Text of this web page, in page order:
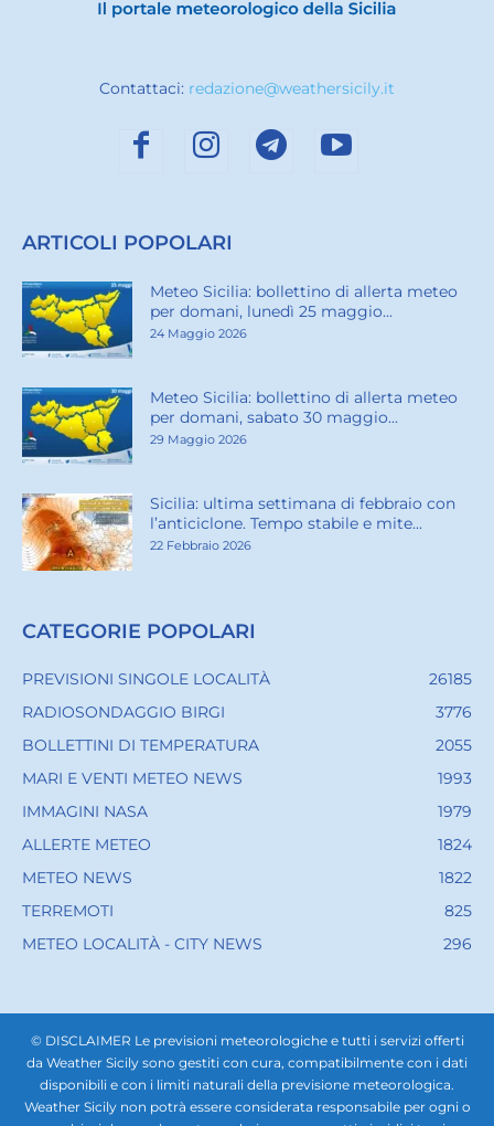
Contattaci: redazione@weathersicily.it
ARTICOLI POPOLARI
Meteo Sicilia: bollettino di allerta meteo
per domani, lunedì 25 maggio...
24 Maggio 2026
Meteo Sicilia: bollettino di allerta meteo
per domani, sabato 30 maggio...
29 Maggio 2026
Sicilia: ultima settimana di febbraio con
l’anticiclone. Tempo stabile e mite...
22 Febbraio 2026
CATEGORIE POPOLARI
PREVISIONI SINGOLE LOCALITÀ
26185
RADIOSONDAGGIO BIRGI
3776
BOLLETTINI DI TEMPERATURA
2055
MARI E VENTI METEO NEWS
1993
IMMAGINI NASA
1979
ALLERTE METEO
1824
METEO NEWS
1822
TERREMOTI
825
METEO LOCALITÀ - CITY NEWS
296
© DISCLAIMER Le previsioni meteorologiche e tutti i servizi offerti
da Weather Sicily sono gestiti con cura, compatibilmente con i dati
disponibili e con i limiti naturali della previsione meteorologica.
Weather Sicily non potrà essere considerata responsabile per ogni o